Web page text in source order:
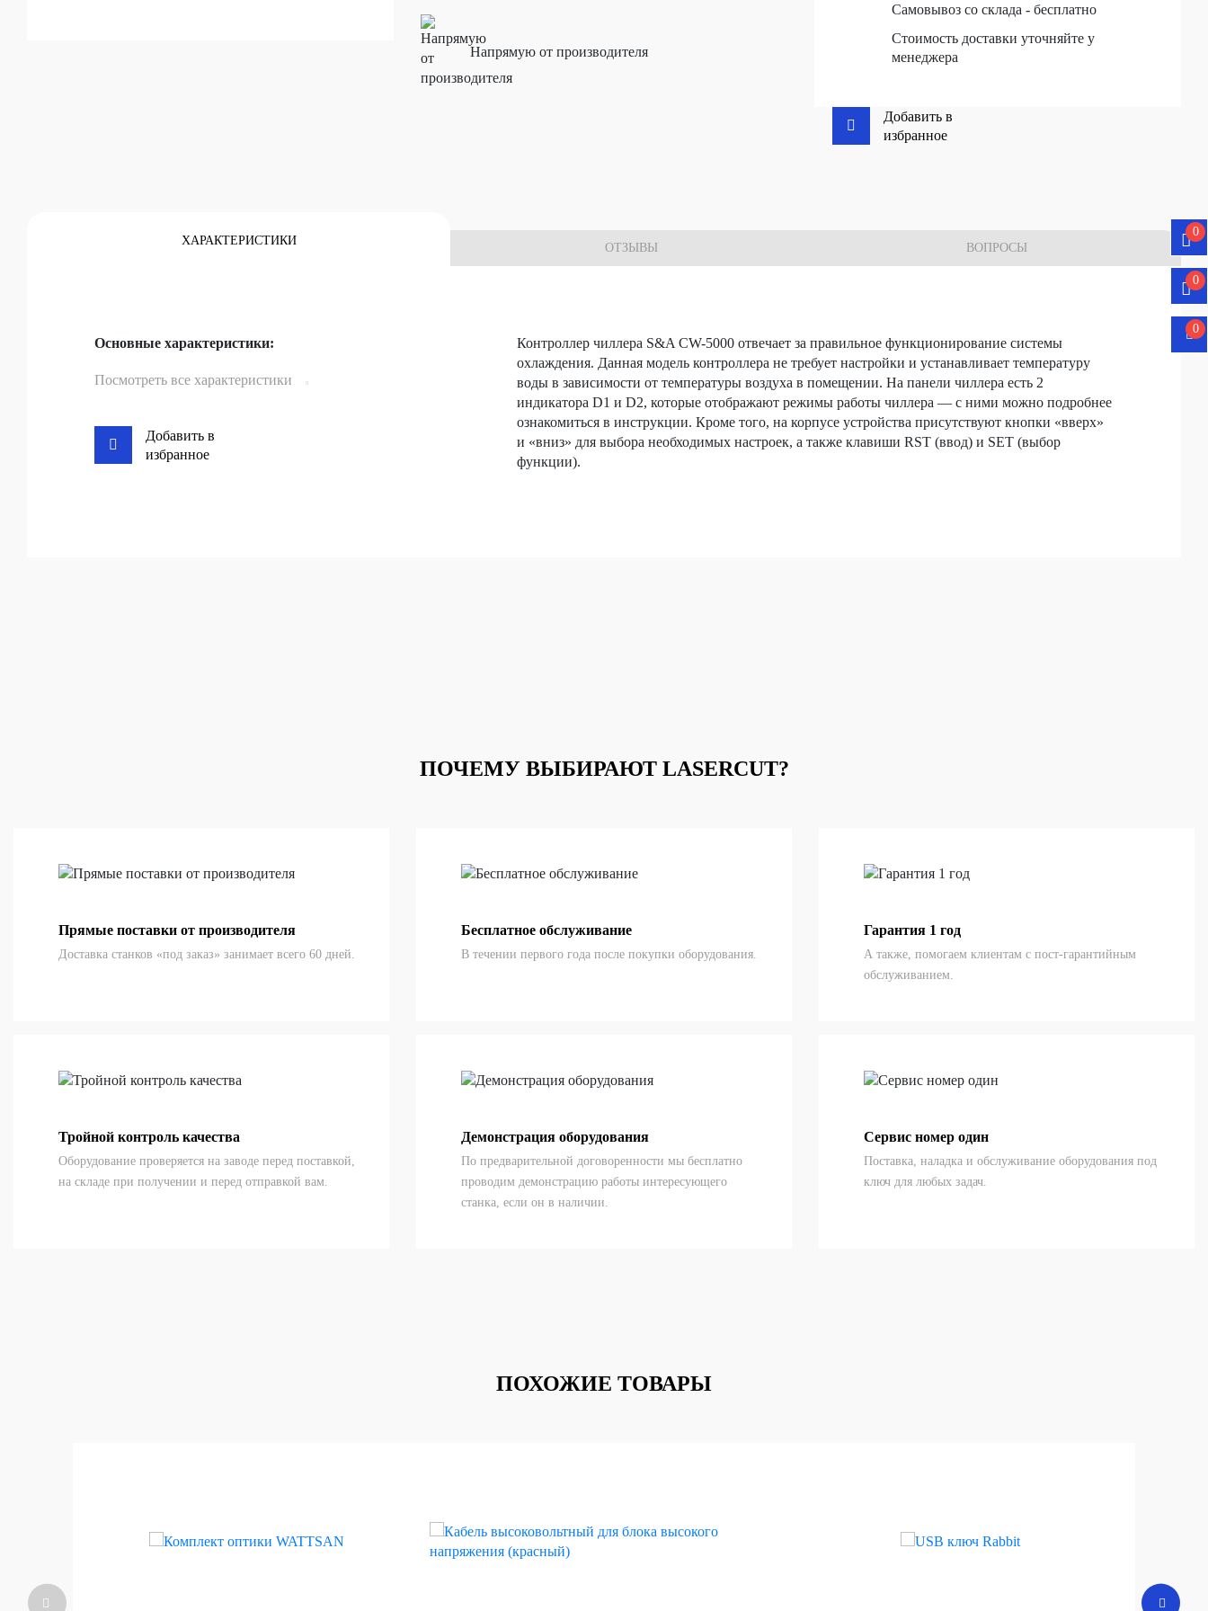
0
0
0
Каталог комплектующих
Напрямую от производителя
Самовывоз со склада - бесплатно
Стоимость доставки уточняйте у
менеджера
Добавить в
избранное
ХАРАКТЕРИСТИКИ
ОТЗЫВЫ ВОПРОСЫ
Основные характеристики:
Посмотреть все характеристики
Добавить в
избранное
Контроллер чиллера S&A CW-5000 отвечает за правильное функционирование системы
охлаждения. Данная модель контроллера не требует настройки и устанавливает температуру
воды в зависимости от температуры воздуха в помещении. На панели чиллера есть 2
индикатора D1 и D2, которые отображают режимы работы чиллера — с ними можно подробнее
ознакомиться в инструкции. Кроме того, на корпусе устройства присутствуют кнопки «вверх»
и «вниз» для выбора необходимых настроек, а также клавиши RST (ввод) и SET (выбор
функции).
ПОЧЕМУ ВЫБИРАЮТ LASERCUT?
Прямые поставки от производителя
Доставка станков «под заказ» занимает всего 60 дней.
Бесплатное обслуживание
В течении первого года после покупки оборудования.
Гарантия 1 год
А также, помогаем клиентам с пост-гарантийным
обслуживанием.
Тройной контроль качества
Оборудование проверяется на заводе перед поставкой,
на складе при получении и перед отправкой вам.
Демонстрация оборудования
По предварительной договоренности мы бесплатно
проводим демонстрацию работы интересующего
станка, если он в наличии.
Сервис номер один
Поставка, наладка и обслуживание оборудования под
ключ для любых задач.
ПОХОЖИЕ ТОВАРЫ